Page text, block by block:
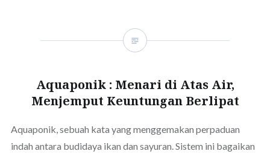
Aquaponik : Menari di Atas Air,
Menjemput Keuntungan Berlipat
Aquaponik, sebuah kata yang menggemakan perpaduan
indah antara budidaya ikan dan sayuran. Sistem ini bagaikan